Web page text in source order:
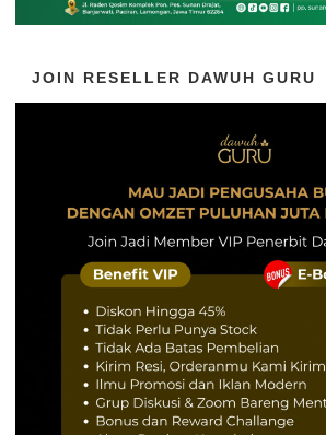
JOIN RESELLER DAWUH GURU